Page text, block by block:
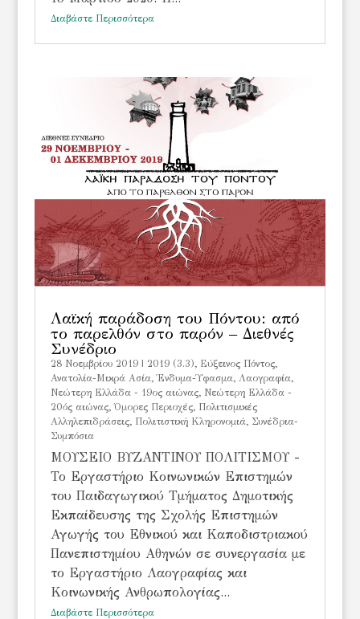
Διαβάστε Περισσότερα
Λαϊκή παράδοση του Πόντου: από
το παρελθόν στο παρόν – Διεθνές
Συνέδριο
28 Νοεμβρίου 2019| 2019 (3.3) Eύξεινος Πόντος,
Ανατολία-Mικρά Ασία,Ένδυμα-Ύφασμα, Λαογραφία,
Νεώτερη Ελλάδα - 19ος αιώνας, Νεώτερη Ελλάδα -
20ός αιώνας,Όμορες Περιοχές, Πολιτισμικές
Αλληλεπιδράσεις, Πολιτιστική Κληρονομιά, Συνέδρια-
Συμπόσια
ΜΟΥΣΕΙΟ ΒΥΖΑΝΤΙΝΟΥ ΠΟΛΙΤΙΣΜΟΥ -
Το Εργαστήριο Κοινωνικών Επιστημών
του Παιδαγωγικού Τμήματος Δημοτικής
Εκπαίδευσης της Σχολής Επιστημών
Αγωγής του Εθνικού και Καποδιστριακού
Πανεπιστημίου Αθηνών σε συνεργασία με
το Εργαστήριο Λαογραφίας και
Κοινωνικής Ανθρωπολογίας...
Διαβάστε Περισσότερα